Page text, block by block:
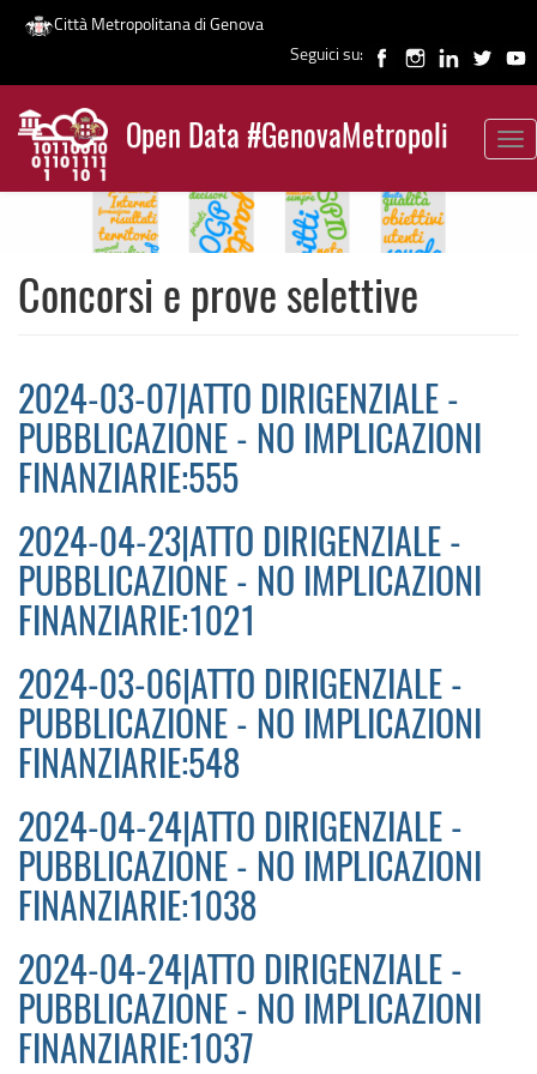
Salta
contenuto
principale
Città Metropolitana di Genova
Seguici su:
Open Data #GenovaMetropoli
News
Concorsi e prove selettive
2024-03-07|ATTO DIRIGENZIALE -
PUBBLICAZIONE - NO IMPLICAZIONI
FINANZIARIE:555
2024-04-23|ATTO DIRIGENZIALE -
PUBBLICAZIONE - NO IMPLICAZIONI
FINANZIARIE:1021
2024-03-06|ATTO DIRIGENZIALE -
PUBBLICAZIONE - NO IMPLICAZIONI
FINANZIARIE:548
2024-04-24|ATTO DIRIGENZIALE -
PUBBLICAZIONE - NO IMPLICAZIONI
FINANZIARIE:1038
2024-04-24|ATTO DIRIGENZIALE -
PUBBLICAZIONE - NO IMPLICAZIONI
FINANZIARIE:1037